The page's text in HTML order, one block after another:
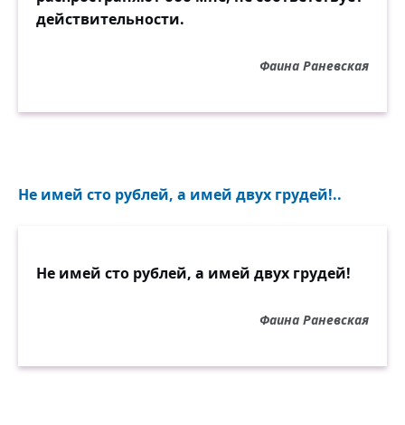
действительности.
Фаина Раневская
Не имей сто рублей, а имей двух грудей!..
Не имей сто рублей, а имей двух грудей!
Фаина Раневская